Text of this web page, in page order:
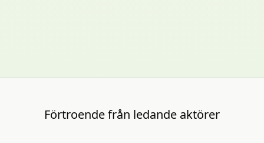
Förtroendefrån ledande aktörer